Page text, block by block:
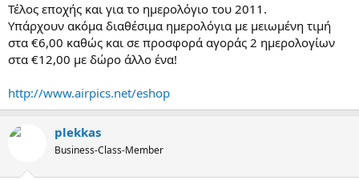
Τέλος εποχής και για το ημερολόγιο του 2011.
Υπάρχουν ακόμα διαθέσιμα ημερολόγια με μειωμένη τιμή
στα €6,00 καθώς και σε προσφορά αγοράς 2 ημερολογίων
στα €12,00 με δώρο άλλο ένα!
http://www.airpics.net/eshop
plekkas
Business-Class-Member